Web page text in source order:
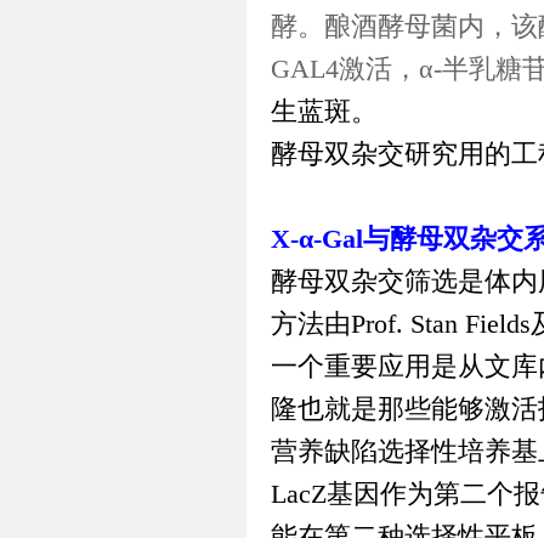
酵。酿酒酵母菌内，
GAL4激活， α-半乳糖
生蓝斑。
酵母双杂交研究用的
X-α-Gal与酵母双杂交
酵母双杂交筛选是体
方法由Prof. Stan Fields
一个重要应用是从文
隆也就是那些能够激
营养缺陷选择性培养
LacZ基因作为第二个